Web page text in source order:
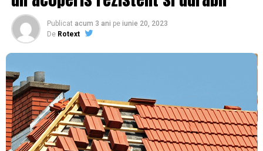
Publicat acum 3 ani pe iunie 20, 2023
De Rotext